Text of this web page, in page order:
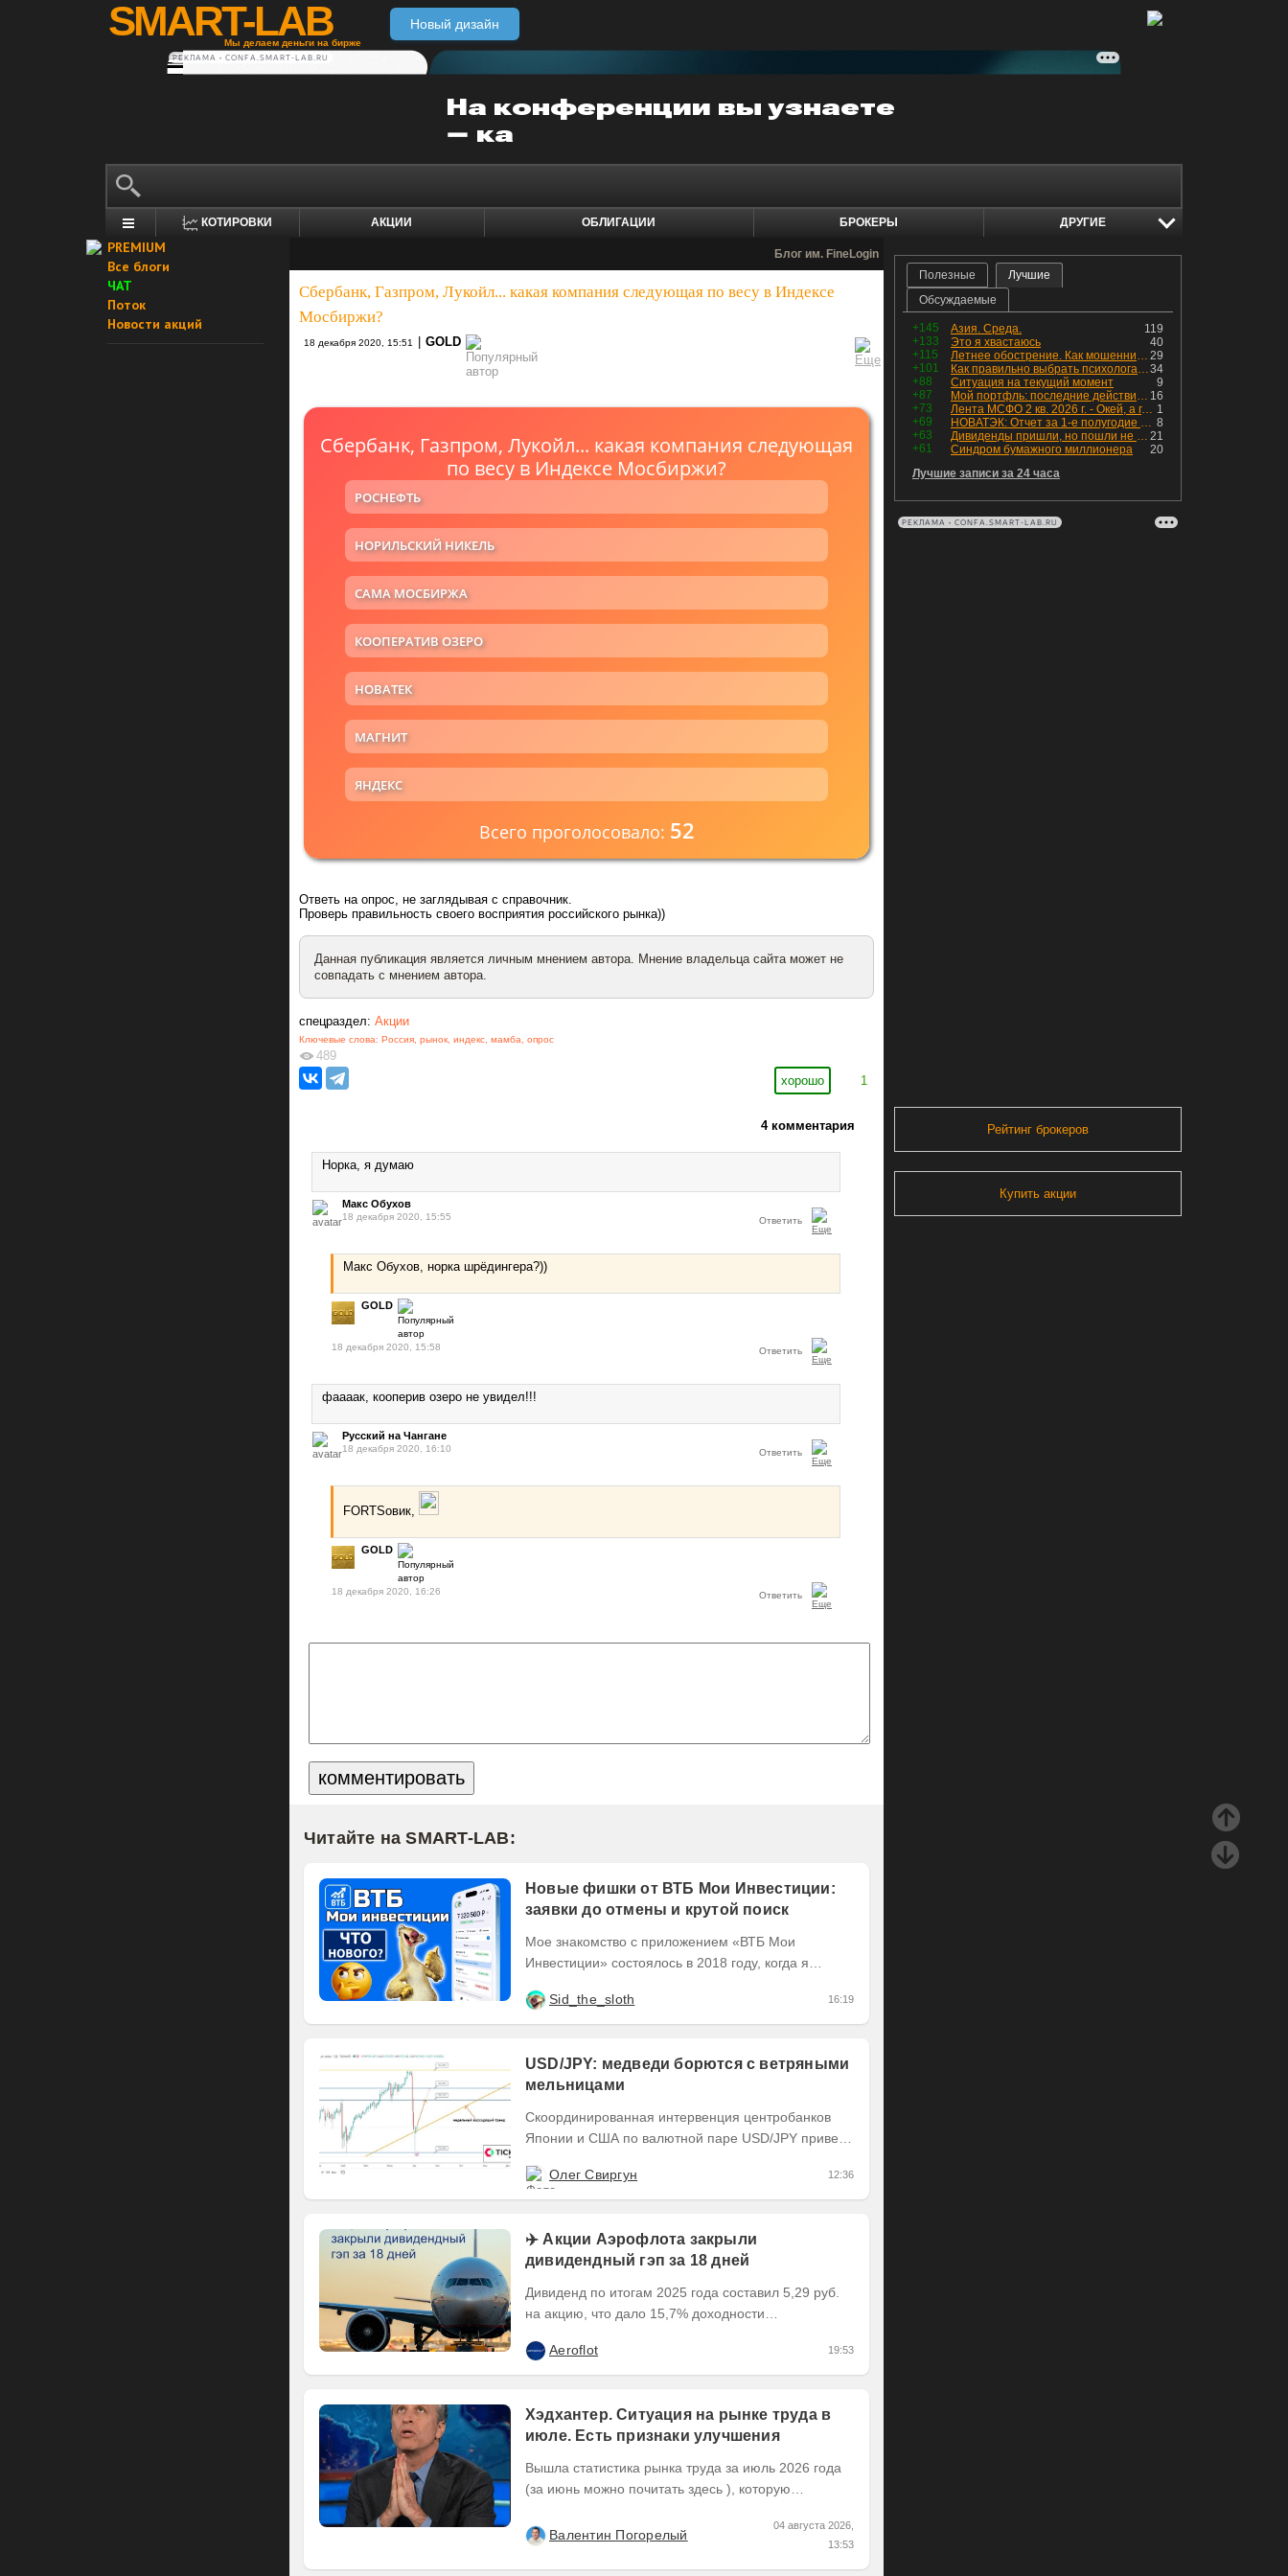
SMART-LAB
Мы делаем деньги на бирже
Новый дизайн
РЕКЛАМА • CONFA.SMART-LAB.RU
КОТИРОВКИ АКЦИИ ОБЛИГАЦИИ БРОКЕРЫ ДРУГИЕ
PREMIUM
Все блоги
ЧАТ
Поток
Новости акций
Блог им. FineLogin
Сбербанк, Газпром, Лукойл... какая компания следующая по весу в Индексе
Мосбиржи?
18 декабря 2020, 15:51 GOLD
Сбербанк, Газпром, Лукойл... какая компания следующая
по весу в Индексе Мосбиржи?
РОСНЕФТЬ
НОРИЛЬСКИЙ НИКЕЛЬ
САМА МОСБИРЖА
КООПЕРАТИВ ОЗЕРО
НОВАТЕК
МАГНИТ
ЯНДЕКС
Всего проголосовало: 52
Ответь на опрос, не заглядывая с справочник.
Проверь правильность своего восприятия российского рынка))
Данная публикация является личным мнением автора. Мнение владельца сайта может не
совпадать с мнением автора.
спецраздел: Акции
Ключевые слова: Россия, рынок, индекс, мамба, опрос
489
хорошо
1
4 комментария
Норка, я думаю
Макс Обухов
18 декабря 2020, 15:55 Ответить
Макс Обухов, норка шрёдингера?))
GOLD
18 декабря 2020, 15:58 Ответить
фаааак, кооперив озеро не увидел!!!
Русский на Чангане
18 декабря 2020, 16:10 Ответить
FORTSовик,
GOLD
18 декабря 2020, 16:26 Ответить
Читайте на SMART-LAB:
Новые фишки от ВТБ Мои Инвестиции:
заявки до отмены и крутой поиск
Мое знакомство с приложением «ВТБ Мои
Инвестиции» состоялось в 2018 году, когда я
только что вышло...
Sid_the_sloth 16:19
USD/JPY: медведи борются с ветряными
мельницами
Скоординированная интервенция центробанков
Японии и США по валютной паре USD/JPY привела
районе 164.00...
Олег Свиргун 12:36
✈️ Акции Аэрофлота закрыли
дивидендный гэп за 18 дней
Дивиденд по итогам 2025 года составил 5,29 руб.
на акцию, что дало 15,7% доходности
2026 года перед...
Aeroflot 19:53
Хэдхантер. Ситуация на рынке труда в
июле. Есть признаки улучшения
Вышла статистика рынка труда за июль 2026 года
(за июнь можно почитать здесь ), которую
Валентин Погорелый
04 августа 2026,
13:53
Полезные
Лучшие
Обсуждаемые
+145 119
Азия. Среда.
+133
40
Это я хвастаюсь
+115
29
Летнее обострение. Как мошенники пытаются подсунуть кнопку "БАБЛО" девушкам
+101
34
Как правильно выбрать психолога. Показания к лечению
+88
9
Ситуация на текущий момент
+87
16
Мой портфль: последние действия и текущая структура. Краткий комментарий по всем позициям
+73
1
Лента МСФО 2 кв. 2026 г. - Окей, а где прибыль?
+69
8
НОВАТЭК: Отчет за 1-е полугодие 2026 - прибыль продолжает падать, но лучшее впереди, если не прилетит
+63
21
Дивиденды пришли, но пошли не туда
+61
20
Синдром бумажного миллионера
Лучшие записи за 24 часа
РЕКЛАМА • CONFA.SMART-LAB.RU
Рейтинг брокеров
Купить акции